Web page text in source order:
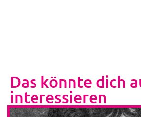
Das könnte dich
interessieren